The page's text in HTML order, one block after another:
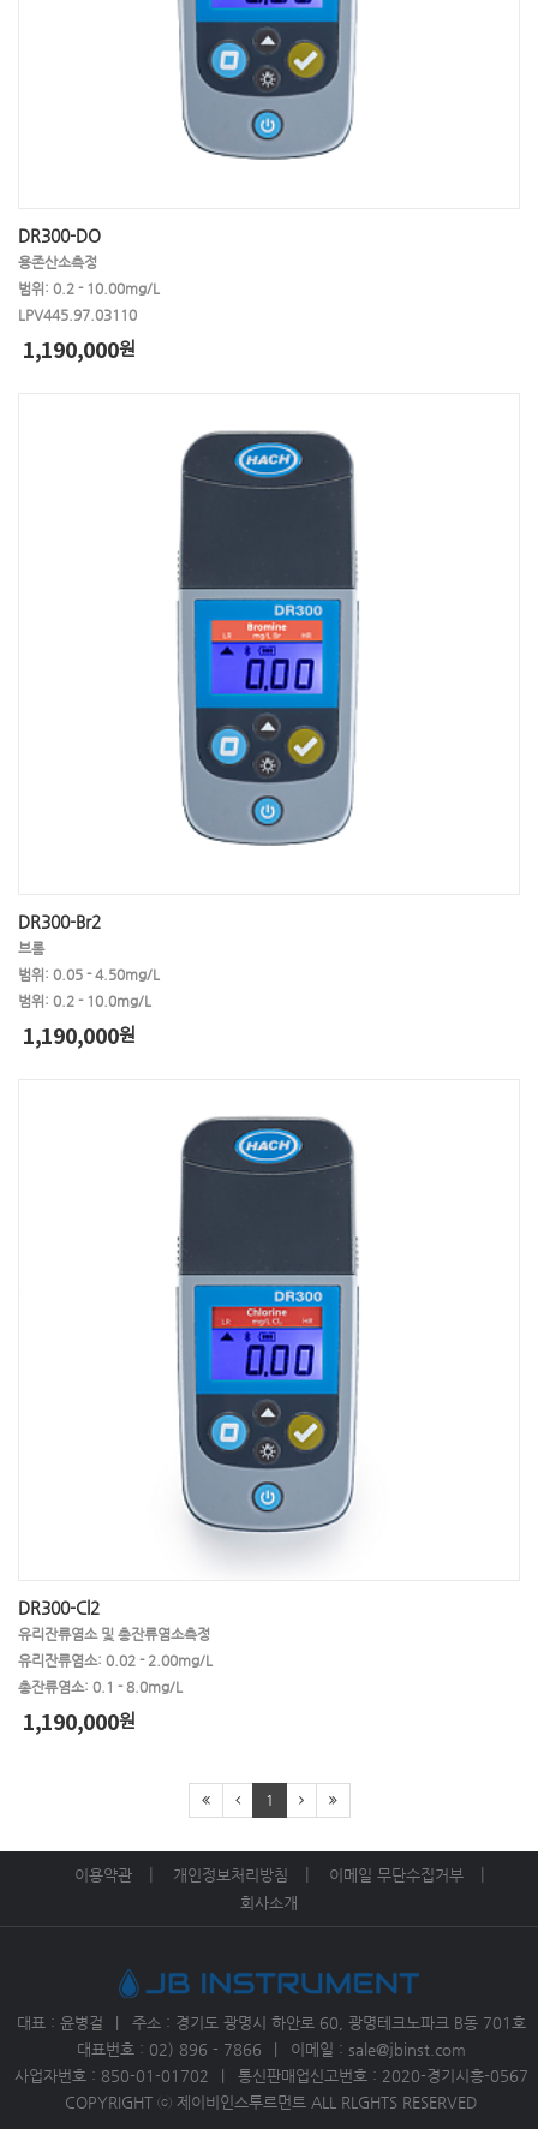
DR300-DO
용존산소측정
범위: 0.2 - 10.00mg/L
LPV445.97.03110
1,190,000원
DR300-Br2
브롬
범위: 0.05 - 4.50mg/L
범위: 0.2 - 10.0mg/L
1,190,000원
DR300-Cl2
유리잔류염소 및 총잔류염소측정
유리잔류염소: 0.02 - 2.00mg/L
총잔류염소: 0.1 - 8.0mg/L
1,190,000원
1
이용약관 개인정보처리방침
이메일 무단수집거부
회사소개
대표 : 윤병걸
주소 : 경기도 광명시 하안로 60, 광명테크노파크 B동 701호
대표번호 : 02) 896 - 7866
이메일 : sale@jbinst.com
사업자번호 : 850-01-01702
통신판매업신고번호 : 2020-경기시흥-0567
COPYRIGHT ⓒ 제이비인스투르먼트 ALL RLGHTS RESERVED